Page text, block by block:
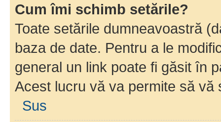
Cum îmi schimb setările?
Toate setările dumneavoastră
baza de date. Pentru a le
general un link poate fi găsit în
Acest lucru vă va permite să
Sus